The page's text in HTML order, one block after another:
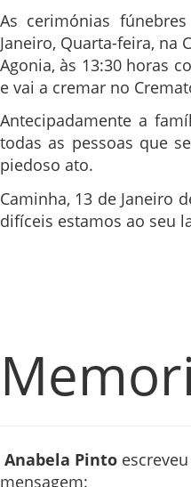
As cerimónias
Janeiro, Quarta-feira, na
Agonia, às 13:30 horas
e vai a cremar no
Antecipadamente a
todas as pessoas que
piedoso ato.
Caminha, 13 de Janeiro
difíceis estamos ao seu
Anabela Pinto
mensagem: